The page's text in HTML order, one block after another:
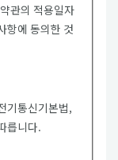
관의 적용일자
항에 동의한 것
기통신기본법,
릅니다.